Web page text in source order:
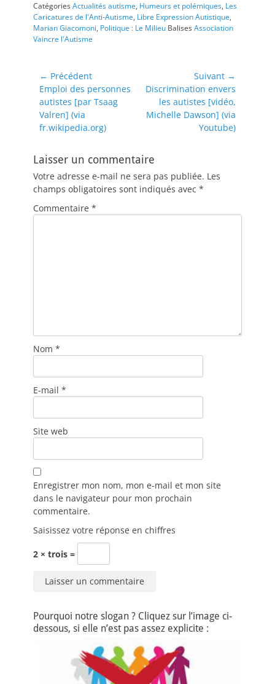
CatégoriesActualités autisme, Humeurs et polémiques, Les
Caricatures de l'Anti-Autisme, Libre Expression Autistique,
Marian Giacomoni, Politique : Le Milieu BalisesAssociation
Vaincre l'Autisme
Navigation
de
l’article
← Précédent
Article
précédent :
Emploi des personnes
autistes [par Tsaag
Valren] (via
fr.wikipedia.org)
Suivant →
Article
suivant :
Discrimination envers
les autistes [vidéo,
Michelle Dawson] (via
Youtube)
Laisser un commentaire
Votre adresse e-mail ne sera pas publiée. Les
champs obligatoires sont indiqués avec *
Commentaire *
Nom *
E-mail *
Site web
Enregistrer mon nom, mon e-mail et mon site
dans le navigateur pour mon prochain
commentaire.
Saisissez votre réponse en chiffres
2 × trois =
Pourquoi notre slogan ? Cliquez sur l’image ci-
dessous, si elle n’est pas assez explicite :